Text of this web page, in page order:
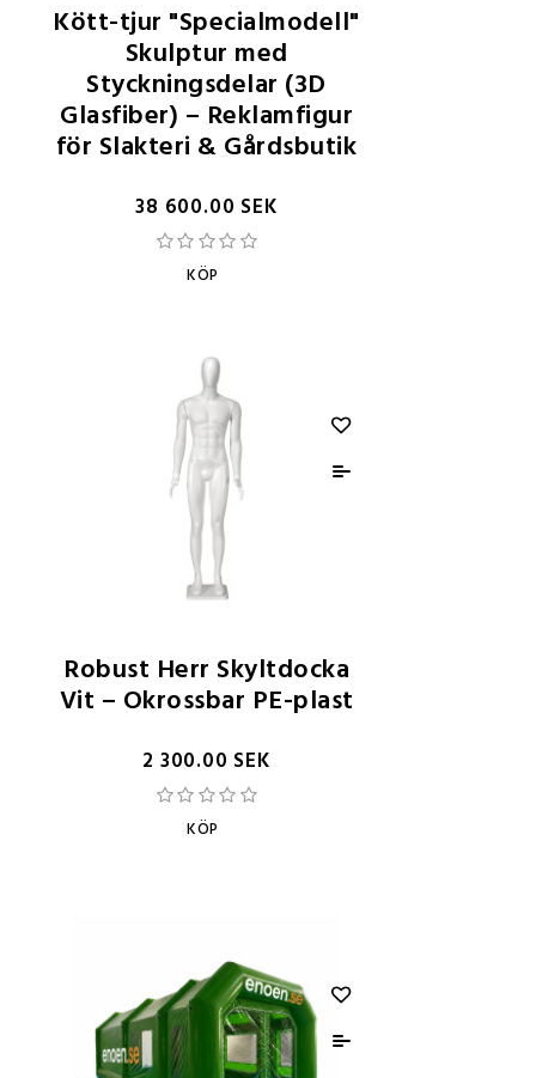
Kött-tjur "Specialmodell"
Skulptur med
Styckningsdelar (3D
Glasfiber) – Reklamfigur
för Slakteri & Gårdsbutik
38 600.00 SEK
KÖP
Robust Herr Skyltdocka
Vit – Okrossbar PE-plast
2 300.00 SEK
KÖP